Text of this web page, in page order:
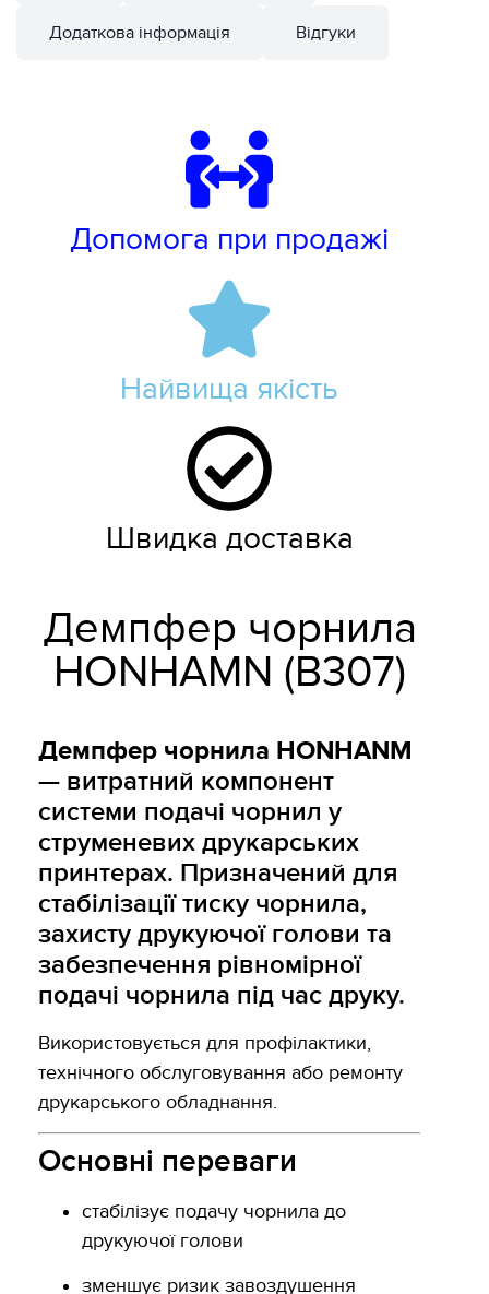
Додаткова інформація Відгуки
Допомога при продажі
Найвища якість
Швидка доставка
Демпфер чорнила
HONHAMN (B307)
Демпфер чорнила HONHANM
— витратний компонент
системи подачі чорнил у
струменевих друкарських
принтерах. Призначений для
стабілізації тиску чорнила,
захисту друкуючої голови та
забезпечення рівномірної
подачі чорнила під час друку.
Використовується для профілактики,
технічного обслуговування або ремонту
друкарського обладнання.
Основні переваги
стабілізує подачу чорнила до
друкуючої голови
зменшує ризик завоздушення